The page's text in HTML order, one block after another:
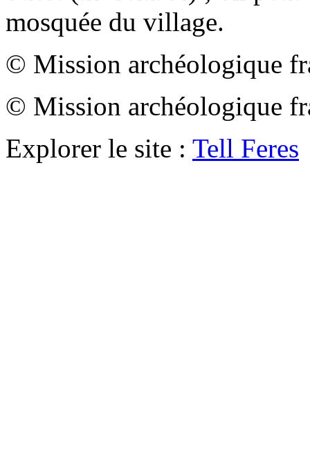
mosquée du village.
© Mission archéologique
© Mission archéologique
Explorer le site : Tell Feres